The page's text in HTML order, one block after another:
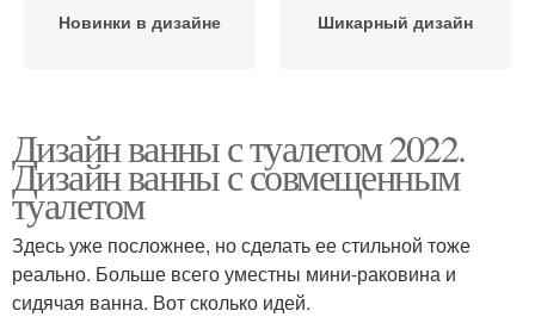
Новинки в дизайне Шикарный дизайн
Дизайн ванны с туалетом 2022.
Дизайн ванны с совмещенным
туалетом
Здесь уже посложнее, но сделать ее стильной тоже
реально. Больше всего уместны мини-раковина и
сидячая ванна. Вот сколько идей.